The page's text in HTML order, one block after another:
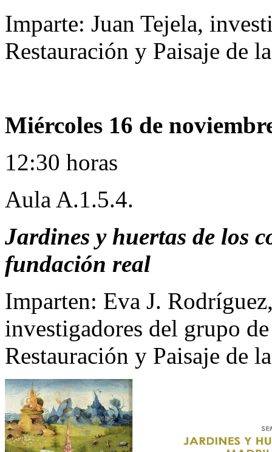
Imparte: Juan Tejela,
Restauración y Paisaje de
Miércoles 16 de
12:30 horas
Aula A.1.5.4.
Jardines y huertas de los
fundación real
Imparten: Eva J.
investigadores del grupo
Restauración y Paisaje de